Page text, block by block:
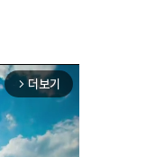
arrow_forward_ios 더보기